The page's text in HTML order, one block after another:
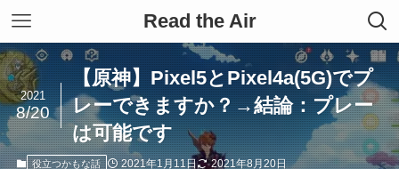
Read the Air
【原神】Pixel5とPixel4a(5G)でプ
レーできますか？→結論：プレー
は可能です
2021
8/20
役立つかもな話 2021年1月11日 2021年8月20日